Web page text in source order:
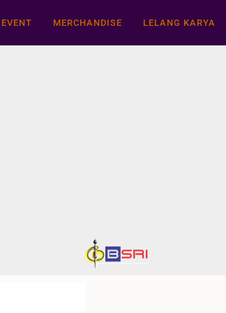
EVENT MERCHANDISE LELANG KARYA